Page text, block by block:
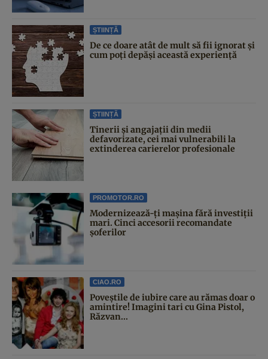
ȘTIINȚĂ
De ce doare atât de mult să fii ignorat și
cum poți depăși această experiență
ȘTIINȚĂ
Tinerii și angajații din medii
defavorizate, cei mai vulnerabili la
extinderea carierelor profesionale
PROMOTOR.RO
Modernizează-ți mașina fără investiții
mari. Cinci accesorii recomandate
șoferilor
CIAO.RO
Poveştile de iubire care au rămas doar o
amintire! Imagini tari cu Gina Pistol,
Răzvan...